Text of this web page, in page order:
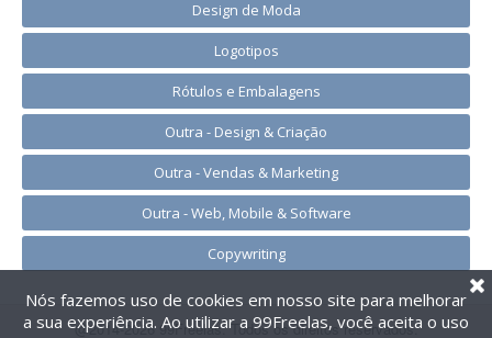
Design de Moda
Logotipos
Rótulos e Embalagens
Outra - Design & Criação
Outra - Vendas & Marketing
Outra - Web, Mobile & Software
Copywriting
@2014-2026 99Freelas. Todos os direitos reservados.
Nós fazemos uso de cookies em nosso site para melhorar
a sua experiência. Ao utilizar a 99Freelas, você aceita o uso